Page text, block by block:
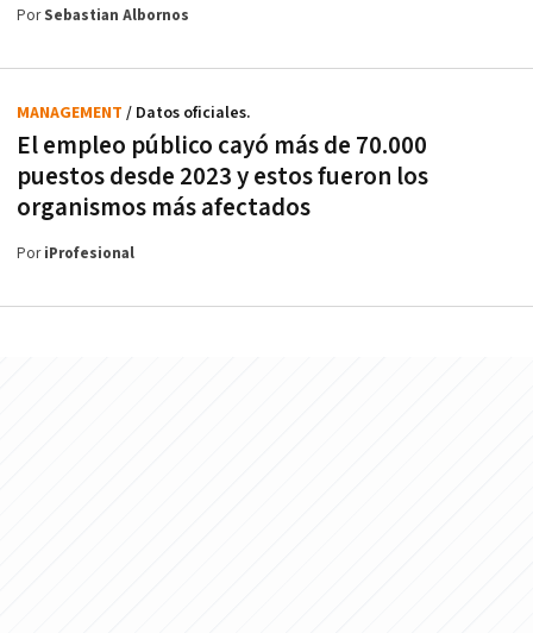
PorSebastian Albornos
El empleo público cayó más de 70.000
puestos desde 2023 y estos fueron los
organismos más afectados
MANAGEMENT / Datos oficiales.
PoriProfesional